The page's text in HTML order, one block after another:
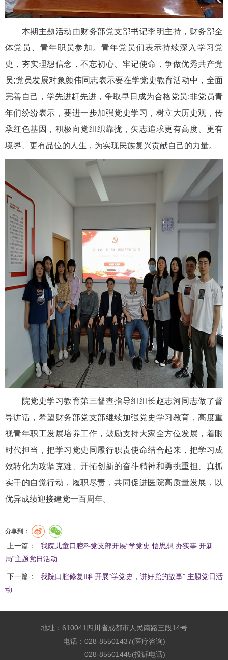
本期主题活动由财务部党支部书记李明主持，财务部全
体党员、青年职员参加。青年党员们表示持续深入学习党
史，夯实理想信念，不忘初心、牢记使命，争做优秀共产党
员;党员发展对象颜伟同志表示要在学党史教育活动中，全面
完善自己，学先进赶先进，争取早日成为合格党员;非党员青
年们纷纷表示，要进一步加强党史学习，树立大历史观，传
承红色基因，积极向党组织靠拢，矢志追求更有高度、更有
境界、更有品位的人生，为实现民族复兴贡献自己的力量。
院党史学习教育第三督查指导组组长赵志河同志做了督
导讲话，希望财务部党支部继续加强党史学习教育，高度重
视青年职工发展培养工作，鼓励支持大家全方位发展，着眼
时代担当，把学习党史同履行职责使命结合起来，把学习成
效转化为攻坚克难、开拓创新的奋斗精神和勇挑重担、真抓
实干的自觉行动，履职尽责，共同促进医院高质量发展，以
优异成绩迎接建党一百周年。
分享到：
上一篇：
我院儿童口腔科党支部开展“学党史 悟思想 办实事 开新
局”主题党日活动
下一篇：
我院口腔修复II科开展“学党史，讲好党的故事” 主题党日活
动
地址：610041四川省成都市人民南路三段14号
电话：028-85501437(医疗咨询)
028-85501445(投诉电话)